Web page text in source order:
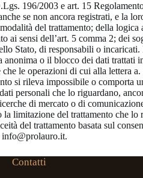
196/2003 e art. 15
se non ancora registrati, e la
del trattamento; della logica
ai sensi dell’art. 5 comma 2; dei
Stato, di responsabili o
anonima o il blocco dei dati
le operazioni di cui alla lettera
si rileva impossibile o comporta
personali che lo riguardano,
di mercato o di
limitazione del trattamento che
del trattamento basata sul
info@prolauro.it.
Contatti